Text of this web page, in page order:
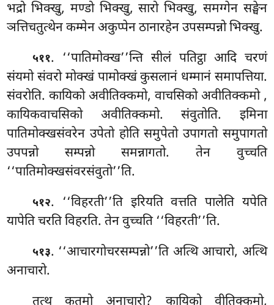
भद्रो भिक्खु, मण्डो भिक्खु, सारो भिक्खु, समग्गेन सङ्घेन
ञत्तिचतुत्थेन कम्मेन अकुप्पेन ठानारहेन उपसम्पन्नो भिक्खु.
५११. ‘‘पातिमोक्ख’’न्ति सीलं पतिट्ठा आदि चरणं
संयमो संवरो मोक्खं पामोक्खं कुसलानं धम्मानं समापत्तिया.
संवरोति. कायिकोअवीतिक्कमो, वाचसिको अवीतिक्कमो ,
कायिकवाचसिको अवीतिक्कमो. संवुतोति. इमिना
पातिमोक्खसंवरेन उपेतो होति समुपेतो उपागतो समुपागतो
उपपन्नो सम्पन्नो समन्नागतो. तेन वुच्चति
‘‘पातिमोक्खसंवरसंवुतो’’ति.
५१२. ‘‘विहरती’’ति इरियति वत्तति पालेति यपेति
यापेति चरति विहरति. तेन वुच्चति ‘‘विहरती’’ति.
५१३. ‘‘आचारगोचरसम्पन्नो’’ति अत्थि आचारो, अत्थि
अनाचारो.